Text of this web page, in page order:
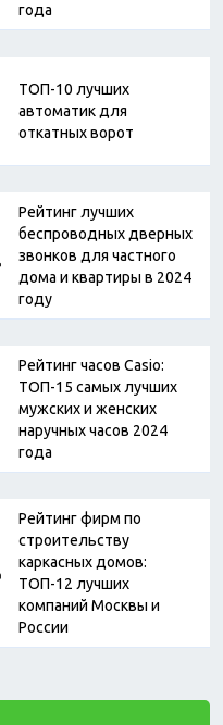
года
ТОП-10 лучших
автоматик для
откатных ворот
Рейтинг лучших
беспроводных дверных
звонков для частного
дома и квартиры в 2024
году
Рейтинг часов Casio:
ТОП-15 самых лучших
мужских и женских
наручных часов 2024
года
Рейтинг фирм по
строительству
каркасных домов:
ТОП-12 лучших
компаний Москвы и
России